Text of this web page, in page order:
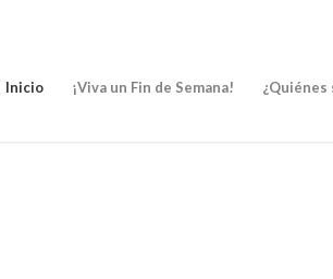
Inicio ¡Viva un Fin de Semana! ¿Quiénes